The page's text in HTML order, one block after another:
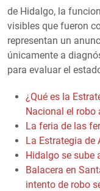
de Hidalgo, la
visibles que fueron
representan un
únicamente a
para evaluar el
¿Qué es la
Nacional el robo
La feria de las
La Estrategia de
Hidalgo se sube
Balacera en
intento de robo